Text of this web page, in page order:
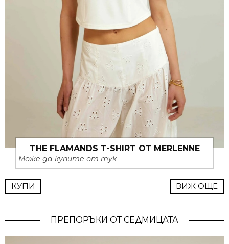
THE FLAMANDS T-SHIRT ОТ MERLENNE
Може да купите от тук
КУПИ ВИЖ ОЩЕ
ПРЕПОРЪКИ ОТ СЕДМИЦАТА